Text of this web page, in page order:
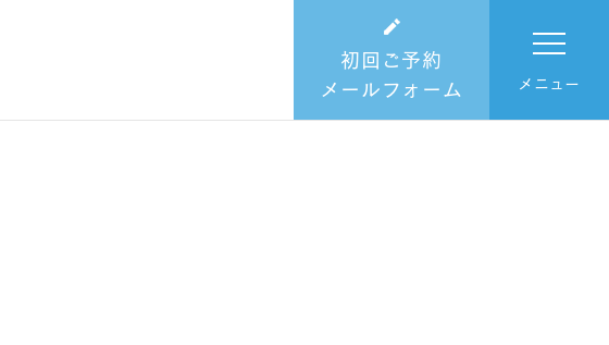
初回ご予約
メールフォーム
メニュー